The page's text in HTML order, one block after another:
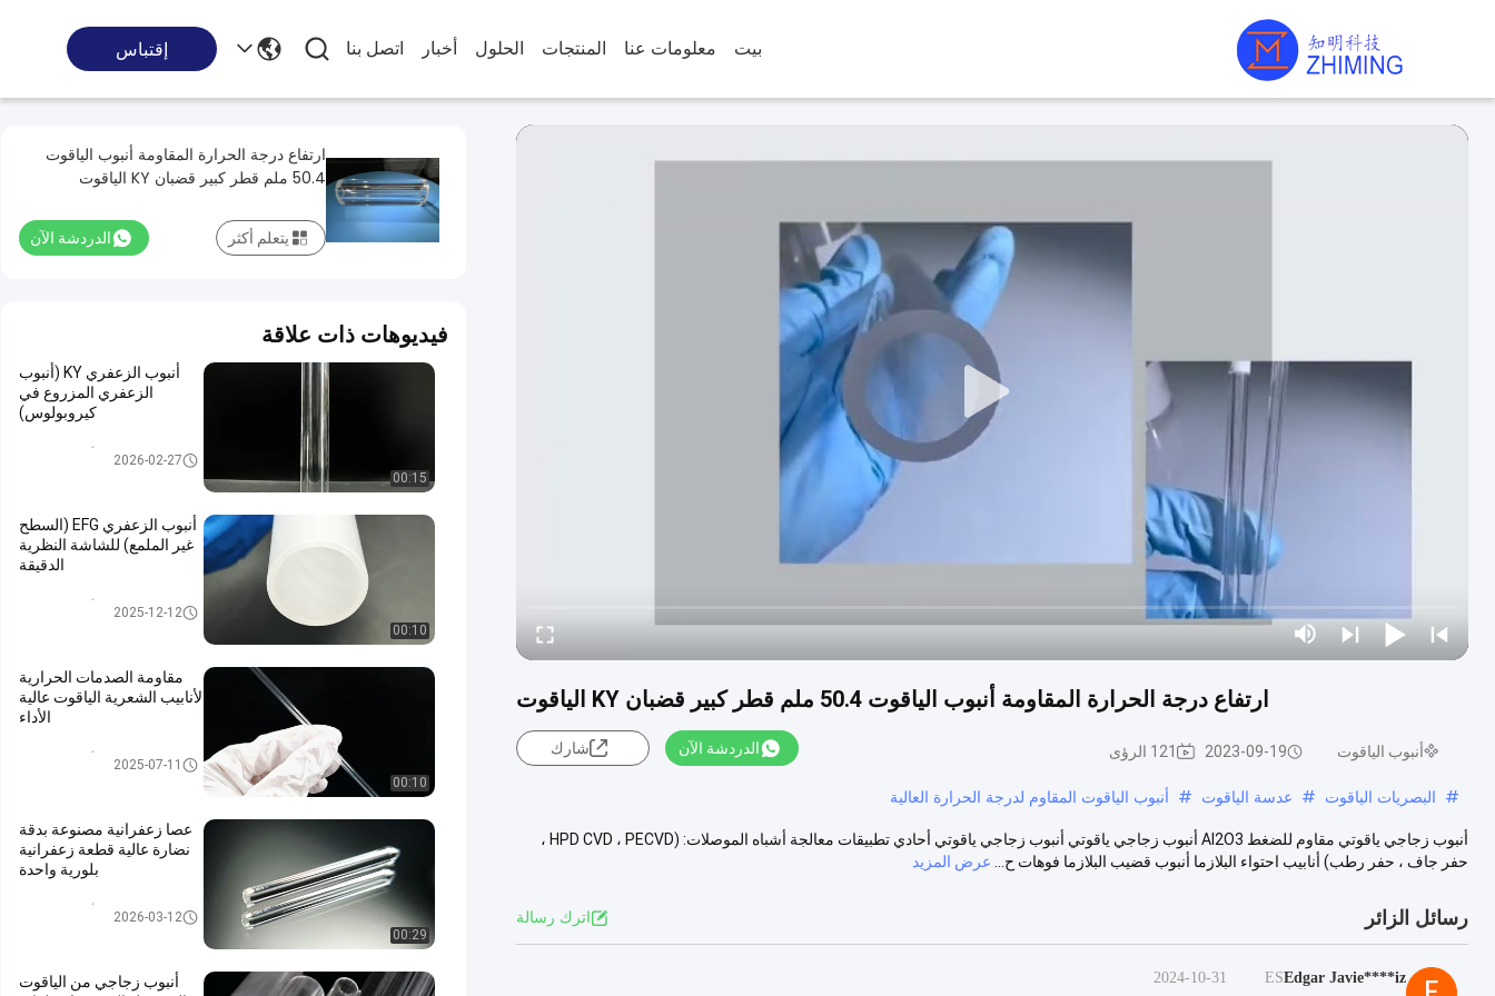
بيت معلومات عنا المنتجات الحلول أخبار اتصل بنا إقتباس
ارتفاع درجة الحرارة المقاومة أنبوب الياقوت 50.4 ملم قطر كبير قضبان KY الياقوت
أنبوب الياقوت 2023-09-19 121 الرؤى الدردشة الآن شارك
# البصريات الياقوت # عدسة الياقوت # أنبوب الياقوت المقاوم لدرجة الحرارة العالية
أنبوب زجاجي ياقوتي مقاوم للضغط Al2O3 أنبوب زجاجي ياقوتي أنبوب زجاجي ياقوتي أحادي تطبيقات معالجة أشباه الموصلات: (HPD CVD ، PECVD ،
حفر جاف ، حفر رطب) أنابيب احتواء البلازما أنبوب قضيب البلازما فوهات ح...
عرض المزيد
رسائل الزائر اترك رسالة
Edgar Javie****iz
ES
2024-10-31
ارتفاع درجة الحرارة المقاومة أنبوب الياقوت
50.4 ملم قطر كبير قضبان KY الياقوت
الدردشة الآن يتعلم أكثر
فيديوهات ذات علاقة
00:15
أنبوب الزعفري KY (أنبوب
الزعفري المزروع في
كيروبولوس)
2026-02-27
00:10
أنبوب الزعفري EFG (السطح
غير الملمع) للشاشة النظرية
الدقيقة
2025-12-12
00:10
مقاومة الصدمات الحرارية
لأنابيب الشعرية الياقوت عالية
الأداء
2025-07-11
00:29
عصا زعفرانية مصنوعة بدقة
نضارة عالية قطعة زعفرانية
بلورية واحدة
2026-03-12
أنبوب زجاجي من الياقوت